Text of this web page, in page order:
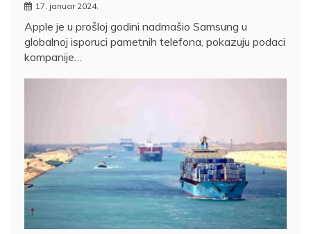
17. januar 2024.
Apple je u prošloj godini nadmašio Samsung u
globalnoj isporuci pametnih telefona, pokazuju podaci
kompanije…